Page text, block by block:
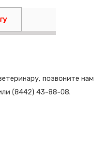
позвоните нам
(8442) 43-88-08.